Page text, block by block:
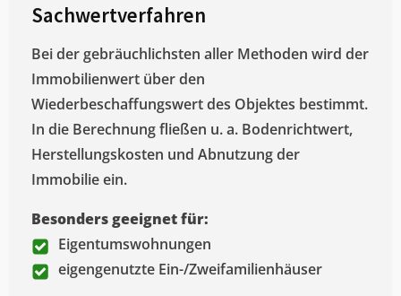
Sachwertverfahren
Bei der gebräuchlichsten aller Methoden wird der
Immobilienwert über den
Wiederbeschaffungswert des Objektes bestimmt.
In die Berechnung fließen u. a. Bodenrichtwert,
Herstellungskosten und Abnutzung der
Immobilie ein.
Besonders geeignet für:
Eigentumswohnungen
eigengenutzte Ein-/Zweifamilienhäuser